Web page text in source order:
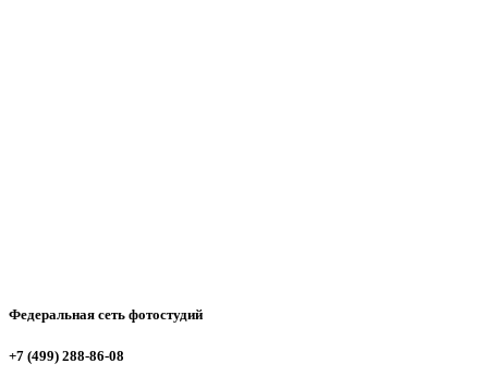
Федеральная сеть фотостудий
+7 (499) 288-86-08